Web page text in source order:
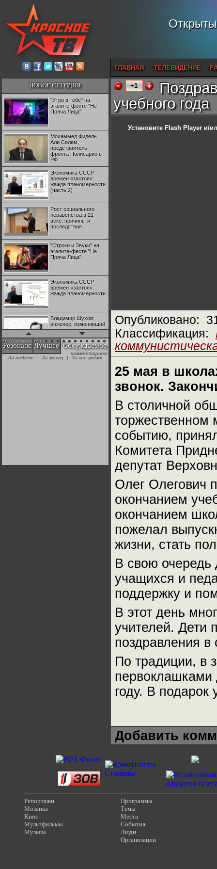
ГЛАВНАЯ ТЕЛЕВИДЕНИЕ
НОВОЕ СЕГОДНЯ
"Утро в тебе" на
эгалите-фесте "Не
Пряча Лица"
Мохаммед Фидель
Али Селем,
представитель
фронта Полисарио в
РФ
Экономика СССР
времен «застоя»:
жажда планомерности
(часть 2)
Рост социального
неравенства в 21
веке: причины и
последствия
"Строки и Звуки" на
эгалите-фесте "Не
Пряча Лица"
Экономика СССР
времен «застоя»:
жажда планомерности
Владимир Шухов:
инженер, изменивший
мир
"Аркадий Коц" на
эгалите-фесте "Не
Резонанс Лучшее Обсуждаемое
комментариев:
За неделю
| За месяц | За все время
+1
учебного года
Установите Flash Player и/
Опубликовано:
Классификация:
25 мая в
звонок.
В столичной
торжественном
событию,
Комитета
депутат
Олег Олегович
окончанием
окончанием
пожелал
жизни, стать
В свою очередь
учащихся и
поддержку и
В этот день
учителей. Дети
поздравления
По традиции, в
первоклашками
году. В подарок
Добавить
Репортажи
Мозаика
Кино
Мультфильмы
Музыка
Программы
Темы
Места
События
Люди
Организации